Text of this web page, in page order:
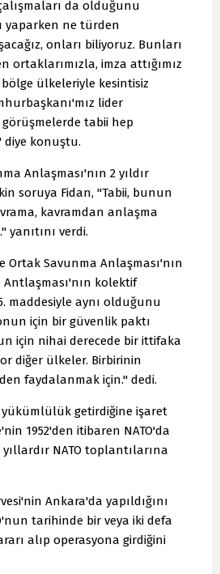
da olduğunu
yaparken ne türden
onları biliyoruz. Bunları
ortaklarımızla, imza attığımız
ülkeleriyle kesintisiz
lider
görüşmelerde tabii hep
diye konuştu.
Anlaşması'nın 2 yıldır
soruya Fidan, "Tabii, bunun
kavramdan anlaşma
yanıtını verdi.
Ortak Savunma Anlaşması'nın
Antlaşması'nın kolektif
maddesiyle aynı olduğunu
için bir güvenlik paktı
için nihai derecede bir ittifaka
diğer ülkeler. Birbirinin
faydalanmak için." dedi.
yükümlülük getirdiğine işaret
1952'den itibaren NATO'da
NATO toplantılarına
Ankara'da yapıldığını
tarihinde bir veya iki defa
alıp operasyona girdiğini